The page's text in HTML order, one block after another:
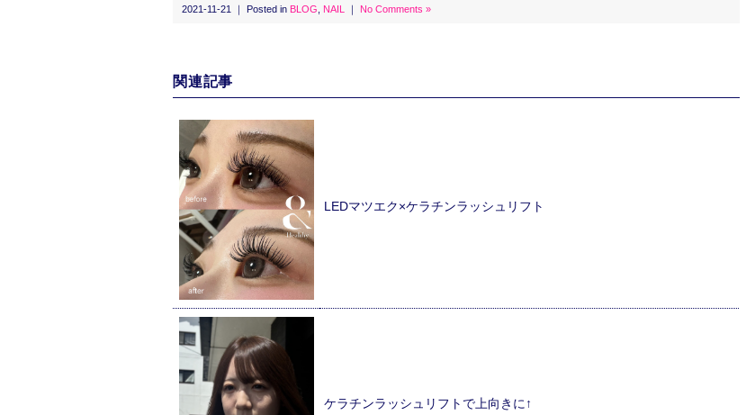
2021-11-21 ｜ Posted in BLOG NAIL ｜ No Comments »
関連記事
LEDマツエク×ケラチンラッシュリフト
ケラチンラッシュリフトで上向きに↑